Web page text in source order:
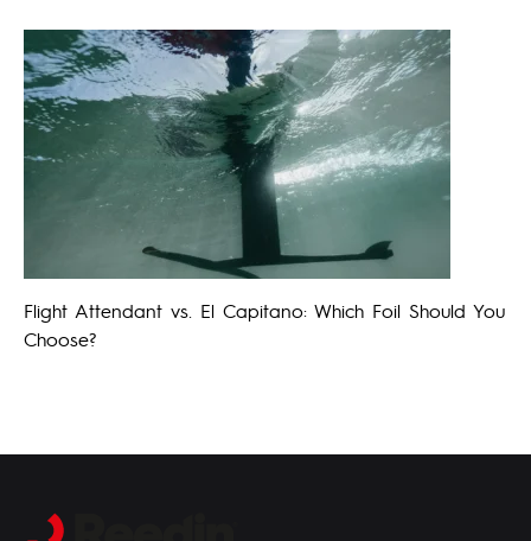
Flight Attendant vs. El Capitano: Which Foil Should You
Choose?